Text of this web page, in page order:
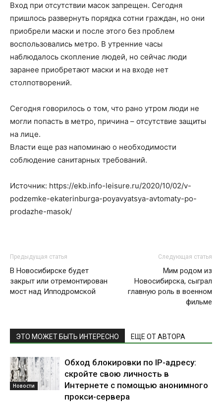
Вход при отсутствии масок запрещен. Сегодня
пришлось развернуть порядка сотни граждан, но они
приобрели маски и после этого без проблем
воспользовались метро. В утренние часы
наблюдалось скопление людей, но сейчас люди
заранее приобретают маски и на входе нет
столпотворений.
Сегодня говорилось о том, что рано утром люди не
могли попасть в метро, причина – отсутствие защиты
на лице.
Власти еще раз напоминаю о необходимости
соблюдение санитарных требований.
Источник: https://ekb.info-leisure.ru/2020/10/02/v-
podzemke-ekaterinburga-poyavyatsya-avtomaty-po-
prodazhe-masok/
Предыдущая статья
В Новосибирске будет
закрыт или отремонтирован
мост над Ипподромской
Следующая статья
Мим родом из
Новосибирска, сыграл
главную роль в военном
фильме
ЭТО МОЖЕТ БЫТЬ ИНТЕРЕСНО ЕЩЕ ОТ АВТОРА
Новости
Обход блокировки по IP-адресу:
скройте свою личность в
Интернете с помощью анонимного
прокси-сервера